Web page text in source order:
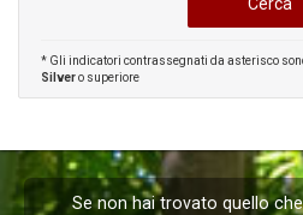
* Gli indicatori contrassegnati da asterisco
Silvero superiore
Se non hai trovato quello